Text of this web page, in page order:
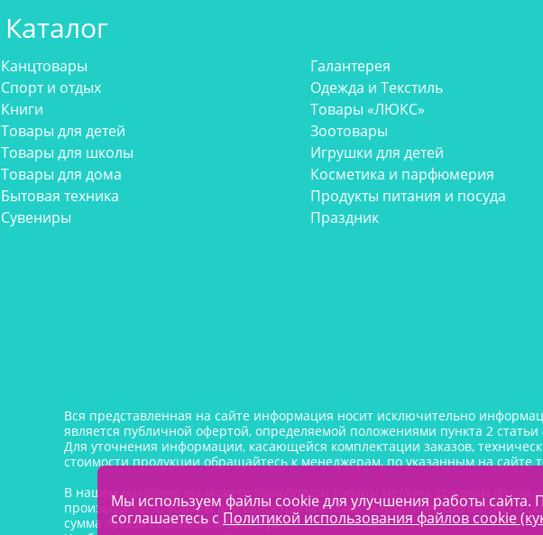
Каталог
Канцтовары
Спорт и отдых
Книги
Товары для детей
Товары для школы
Товары для дома
Бытовая техника
Сувениры
Галантерея
Одежда и Текстиль
Товары «ЛЮКС»
Зоотовары
Игрушки для детей
Косметика и парфюмерия
Продукты питания и посуда
Праздник
Вся представленная на сайте информация носит исключительно
является публичной офертой, определяемой положениями пункта 2
Для уточнения информации, касающейся комплектации заказов,
стоимости продукции обращайтесь к менеджерам, по указанным на сайте
В нашем магазине вы можете приобрести товары мелким, средним оптом
производителя. Товары для одностраничников, маркетплейсов оптом со
сумма заказа составляем 5000 руб.
Мы используем файлы cookie для улучшения работы сайта.
соглашаетесь с Политикой использования файлов cookie